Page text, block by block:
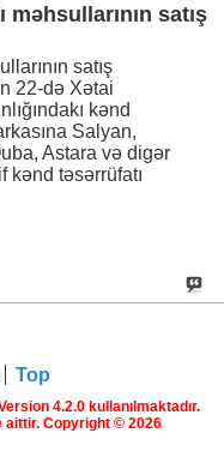
satış
satış
22-də Xətai
kənd
Salyan,
Astara və digər
kənd təsərrüfatı
Top
4.2.0 kullanılmaktadır.
aittir. Copyright © 2026